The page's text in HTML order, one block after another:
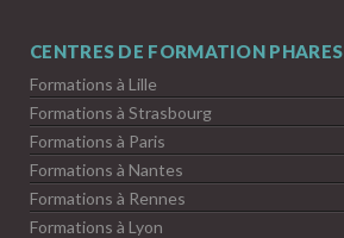
CENTRES DE FORMATION PHARES
Formations à Lille
Formations à Strasbourg
Formations à Paris
Formations à Nantes
Formations à Rennes
Formations à Lyon